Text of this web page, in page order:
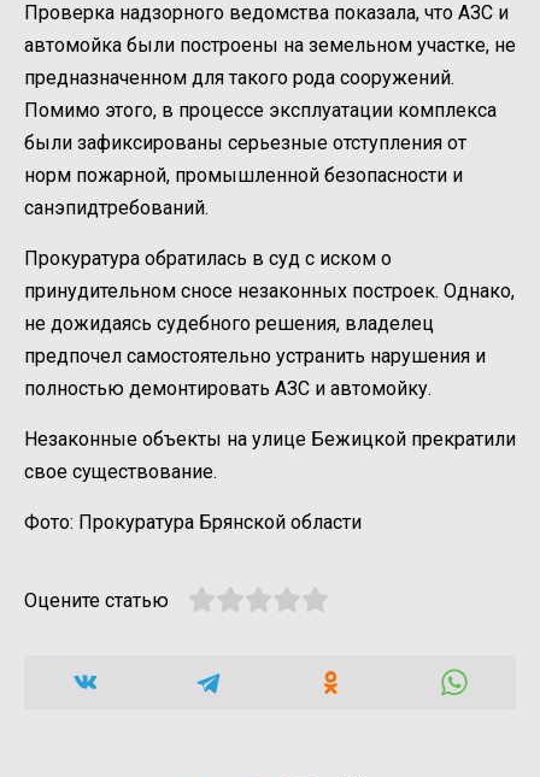
Проверка надзорного ведомства показала, что АЗС и
автомойка были построены на земельном участке, не
предназначенном для такого рода сооружений.
Помимо этого, в процессе эксплуатации комплекса
были зафиксированы серьезные отступления от
норм пожарной, промышленной безопасности и
санэпидтребований.
Прокуратура обратилась в суд с иском о
принудительном сносе незаконных построек. Однако,
не дожидаясь судебного решения, владелец
предпочел самостоятельно устранить нарушения и
полностью демонтировать АЗС и автомойку.
Незаконные объекты на улице Бежицкой прекратили
свое существование.
Фото: Прокуратура Брянской области
Оцените статью